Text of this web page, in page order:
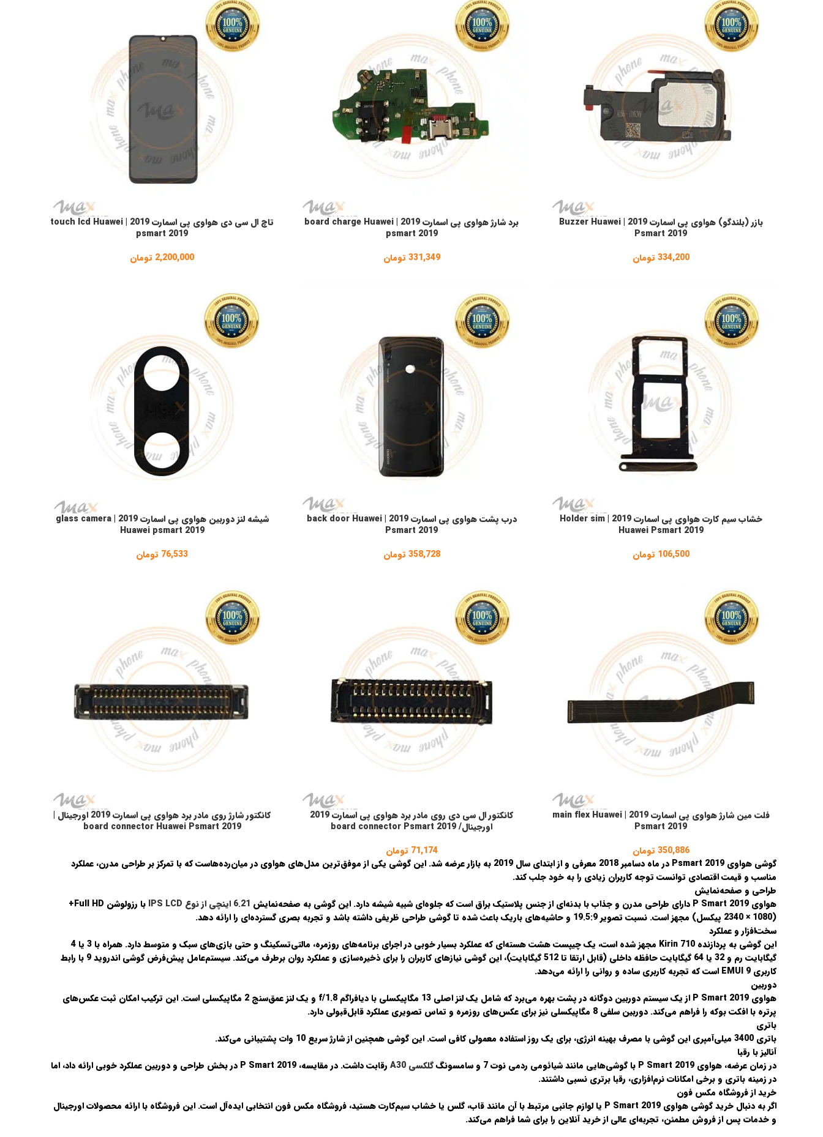
افزودن به سبد خرید
بازر (بلندگو) هواوی پی اسمارت 2019 | Buzzer Huawei
Psmart 2019
334,200 تومان
انتخاب گزینه ها
برد شارژ هواوی پی اسمارت 2019 | board charge Huawei
psmart 2019
331,349 تومان
انتخاب گزینه ها
تاچ ال سی دی هواوی پی اسمارت 2019 | touch lcd Huawei
psmart 2019
2,200,000 تومان
انتخاب گزینه ها
خشاب سیم کارت هواوی پی اسمارت 2019 | Holder sim
Huawei Psmart 2019
106,500 تومان
انتخاب گزینه ها
درب پشت هواوی پی اسمارت 2019 | back door Huawei
Psmart 2019
358,728 تومان
افزودن به سبد خرید
شیشه لنز دوربین هواوی پی اسمارت 2019 | glass camera
Huawei psmart 2019
76,533 تومان
افزودن به سبد خرید
فلت مین شارژ هواوی پی اسمارت 2019 | main flex Huawei
Psmart 2019
350,886 تومان
افزودن به سبد خرید
کانکتور ال سی دی روی مادر برد هواوی پی اسمارت 2019
اورجینال/ board connector Psmart 2019
71,174 تومان
اطلاعات بیشتر
کانکتور شارژ روی مادر برد هواوی پی اسمارت 2019 اورجینال |
board connector Huawei Psmart 2019
گوشی هواوی Psmart 2019 در ماه دسامبر 2018 معرفی و از ابتدای سال 2019
به بازار عرضه شد. این گوشی یکی از موفق‌ترین مدل‌های هواوی در میان‌رده‌هاست که با تمرکز بر طراحی مدرن، عملکرد
مناسب و قیمت اقتصادی توانست توجه کاربران زیادی را به خود جلب کند.
طراحی و صفحه‌نمایش
هواوی P Smart 2019 دارای طراحی مدرن و جذاب با بدنه‌ای از جنس پلاستیک براق است که جلوه‌ای شبیه شیشه دارد. این گوشی به صفحه‌نمایش
6.21 اینچی از نوع IPS LCD
با رزولوشن Full HD+
(2340 × 1080 پیکسل) مجهز است. نسبت تصویر 19.5:9 و حاشیه‌های باریک باعث شده تا گوشی طراحی ظریفی داشته باشد و تجربه بصری گسترده‌ای را ارائه دهد.
سخت‌افزار و عملکرد
این گوشی به پردازنده Kirin 710
مجهز شده است، یک چیپست هشت هسته‌ای که عملکرد بسیار خوبی در اجرای برنامه‌های روزمره، مالتی‌تسکینگ و حتی بازی‌های سبک و متوسط دارد. همراه با 3 یا 4
گیگابایت رم و 32 یا 64 گیگابایت حافظه داخلی (قابل ارتقا تا 512 گیگابایت)، این گوشی نیازهای کاربران را برای ذخیره‌سازی و عملکرد روان برطرف می‌کند. سیستم‌عامل پیش‌فرض گوشی
اندروید 9
با رابط
کاربری EMUI 9 است که تجربه کاربری ساده و روانی را ارائه می‌دهد.
دوربین
هواوی P Smart 2019 از یک سیستم دوربین دوگانه در پشت بهره می‌برد که شامل یک لنز اصلی 13 مگاپیکسلی با دیافراگم f/1.8 و یک لنز عمق‌سنج 2 مگاپیکسلی است. این ترکیب امکان ثبت عکس‌های
پرتره با افکت بوکه را فراهم می‌کند. دوربین سلفی 8 مگاپیکسلی نیز برای عکس‌های روزمره و تماس تصویری عملکرد قابل‌قبولی دارد.
باتری
باتری 3400 میلی‌آمپری این گوشی با مصرف بهینه انرژی، برای یک روز استفاده معمولی کافی است. این گوشی همچنین از شارژ سریع 10 وات پشتیبانی می‌کند.
آنالیز با رقبا
در زمان عرضه، هواوی P Smart 2019 با گوشی‌هایی مانند
شیائومی ردمی نوت 7 و سامسونگگلکسی A30
رقابت داشت. در مقایسه، P Smart 2019 در بخش طراحی و دوربین عملکرد خوبی ارائه داد، اما
در زمینه باتری و برخی امکانات نرم‌افزاری، رقبا برتری نسبی داشتند.
خرید از فروشگاه مکس فون
اگر به دنبال خرید گوشی هواوی P Smart 2019 یا لوازم جانبی مرتبط با آن مانند قاب، گلس یا خشاب سیم‌کارت هستید، فروشگاه مکس فون انتخابی ایده‌آل است. این فروشگاه با ارائه محصولات اورجینال
و خدمات پس از فروش مطمئن، تجربه‌ای عالی از خرید آنلاین را برای شما فراهم می‌کند.